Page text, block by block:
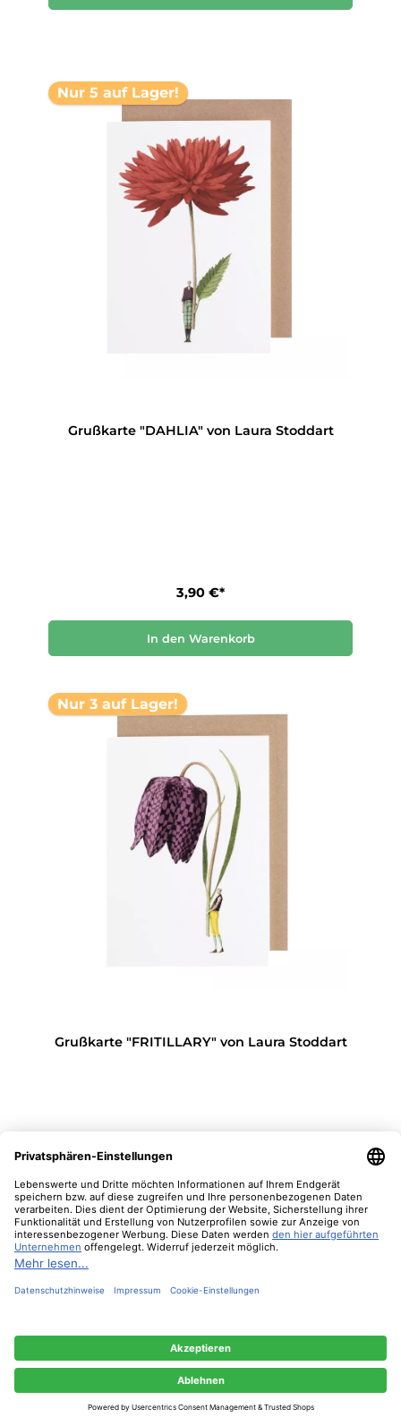
Nur 5 auf Lager!
Grußkarte "DAHLIA" von Laura Stoddart
3,90 €*
In den Warenkorb
Nur 3 auf Lager!
Grußkarte "FRITILLARY" von Laura Stoddart
3,90 €*
In den Warenkorb